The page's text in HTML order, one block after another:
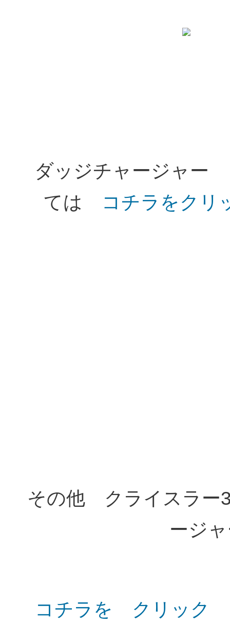
ダッジチャージャー
ては
コチラをク
その他 クライスラ
ージ
コチラを ク